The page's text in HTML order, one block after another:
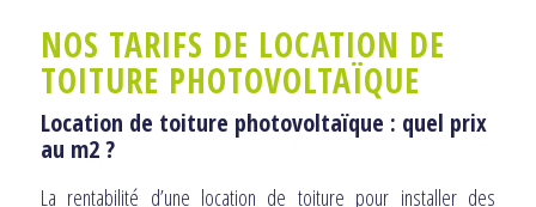
NOS TARIFS DE LOCATION DE
TOITURE PHOTOVOLTAÏQUE
Location de toiture photovoltaïque : quel prix
au m2 ?
La rentabilité d’une location de toiture pour installer des